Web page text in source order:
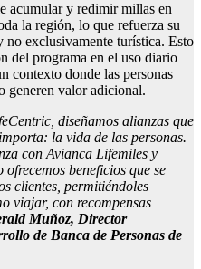
acumular y redimir millas en
la región, lo que refuerza su
exclusivamente turística. Esto
del programa en el uso diario
contexto donde las personas
generen valor adicional.
diseñamos alianzas que
la vida de las personas.
con Avianca Lifemiles y
beneficios que se
clientes, permitiéndoles
viajar, con recompensas
Muñoz, Director
de Banca de Personas de